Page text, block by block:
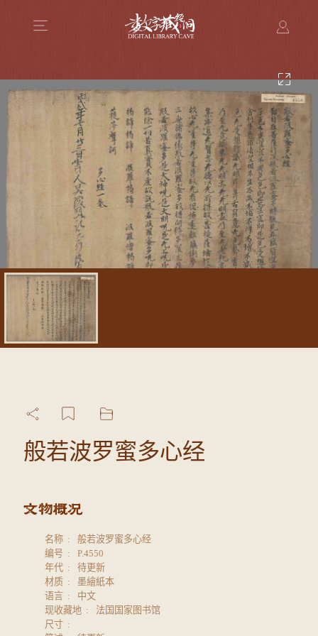
般若波罗蜜多心经
名称
般若波罗蜜多心经
编号
P.4550
年代
待更新
材质
墨繪紙本
语言
中文
现收藏地
法国国家图书馆
尺寸